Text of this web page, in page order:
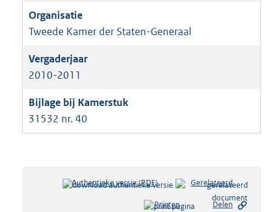
Tweede Kamer der Staten-Generaal
2010-2011
31532 nr. 40
Authentieke versie (PDF)b
s
Gerelateerd
Printen Delen